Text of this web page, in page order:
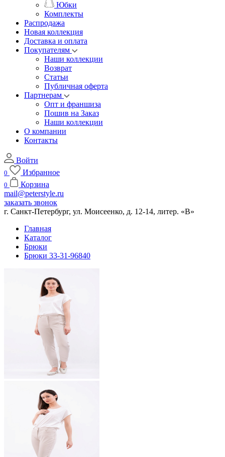
Юбки
Комплекты
Распродажа
Новая коллекция
Доставка и оплата
Покупателям
Наши коллекции
Возврат
Статьи
Публичная оферта
Партнерам
Опт и франшиза
Пошив на Заказ
Наши коллекции
О компании
Контакты
Войти
0 Избранное
0
Корзина
mail@peterstyle.ru
заказать звонок
г. Санкт-Петербург, ул. Моисеенко, д. 12-14, литер. «В»
Главная
Каталог
Брюки
Брюки 33-31-96840